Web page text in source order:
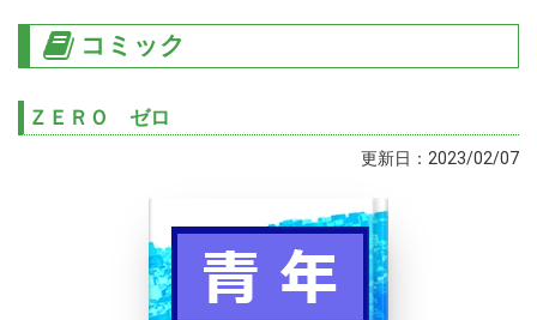
コミック
ＺＥＲＯ ゼロ
更新日：2023/02/07